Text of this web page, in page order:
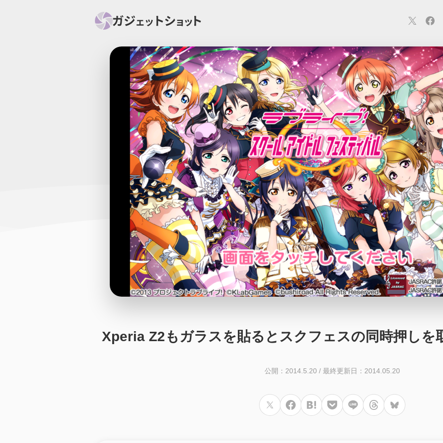
スマホ PC関連 カメラ ウェアラブル スマートホーム 車・バイク
セール情報 スマートホーム アクションカメラ カメラ 回線 iPhone iPad Mac
オーディオ 周辺機器
Xperia Z2もガラスを貼るとスクフェスの同時押しを
公開：2014.5.20 / 最終更新日：2014.05.20